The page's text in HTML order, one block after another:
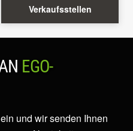
Verkaufsstellen
EGO-
und wir senden Ihnen